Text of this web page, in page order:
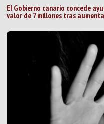
El Gobierno canario concede
valor de 7 millones tras